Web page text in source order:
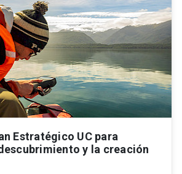
launch
launch
launch
Estratégico UC para
y la creación